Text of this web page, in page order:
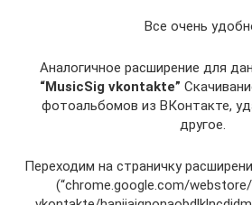
Все очень
Аналогичное расширение для
“MusicSig vkontakte”
фотоальбомов из ВКонтакте,
другое.
Переходим на страничку
(“chrome.google.com/